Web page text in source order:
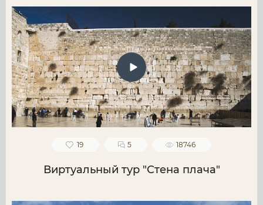
19 5 18746
Виртуальный тур "Стена плача"